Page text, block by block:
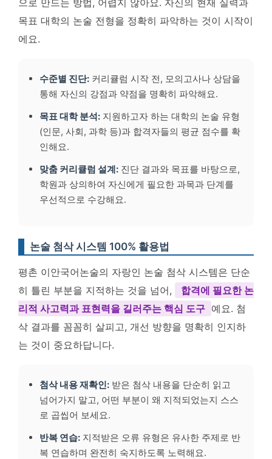
으로 만드는 방법, 어렵지 않아요. 자신의 현재 실력과
목표 대학의 논술 전형을 정확히 파악하는 것이 시작이
에요.
수준별 진단: 커리큘럼 시작 전, 모의고사나 상담을
통해 자신의 강점과 약점을 명확히 파악해요.
목표 대학 분석: 지원하고자 하는 대학의 논술 유형
(인문, 사회, 과학 등)과 합격자들의 평균 점수를 확
인해요.
맞춤 커리큘럼 설계: 진단 결과와 목표를 바탕으로,
학원과 상의하여 자신에게 필요한 과목과 단계를
우선적으로 수강해요.
논술 첨삭 시스템 100% 활용법
평촌 이안국어논술의 자랑인 논술 첨삭 시스템은 단순
히 틀린 부분을 지적하는 것을 넘어,
합격에 필요한 논
리적 사고력과 표현력을 길러주는 핵심 도구 예요. 첨
삭 결과를 꼼꼼히 살피고, 개선 방향을 명확히 인지하
는 것이 중요하답니다.
첨삭 내용 재확인: 받은 첨삭 내용을 단순히 읽고
넘어가지 말고, 어떤 부분이 왜 지적되었는지 스스
로 곱씹어 보세요.
반복 연습: 지적받은 오류 유형은 유사한 주제로 반
복 연습하며 완전히 숙지하도록 노력해요.